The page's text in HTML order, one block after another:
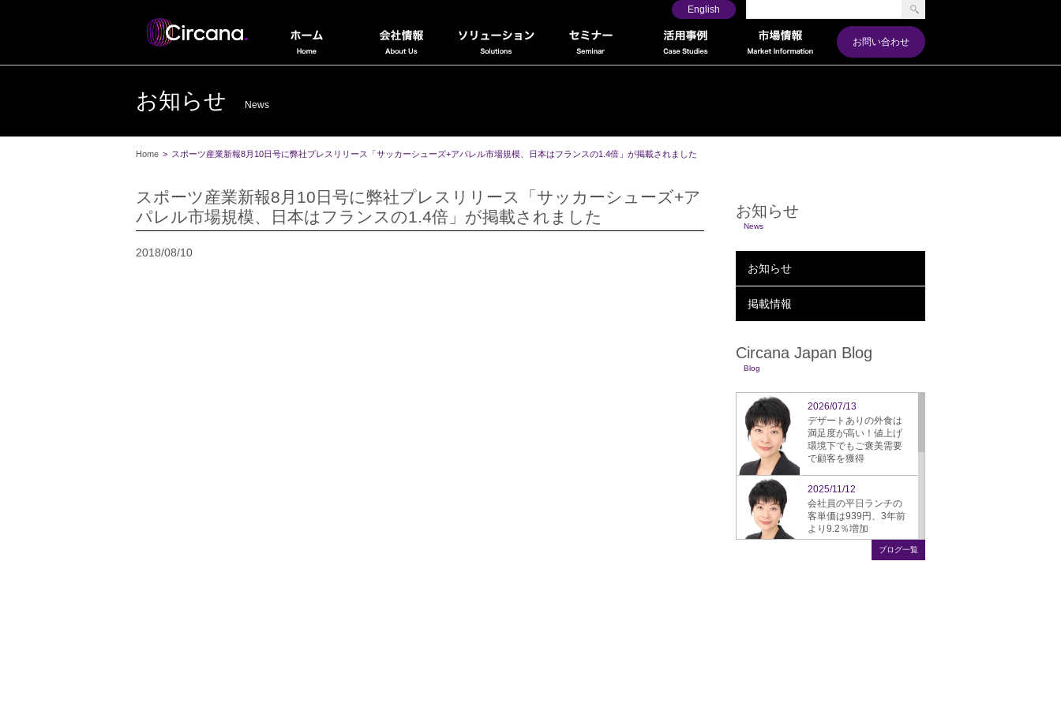
お問い合わせ
English
お知らせ News
Home > スポーツ産業新報8月10日号に弊社プレスリリース「サッカーシューズ+アパレル市場規模、日本はフランスの1.4倍」が掲載されました
スポーツ産業新報8月10日号に弊社プレスリリース「サッカーシューズ+ア
パレル市場規模、日本はフランスの1.4倍」が掲載されました
2018/08/10
お知らせ
News
お知らせ
掲載情報
Circana Japan Blog
Blog
2026/07/13
デザートありの外食は
満足度が高い！値上げ
環境下でもご褒美需要
で顧客を獲得
2025/11/12
会社員の平日ランチの
客単価は939円、3年前
より9.2％増加
ブログ一覧